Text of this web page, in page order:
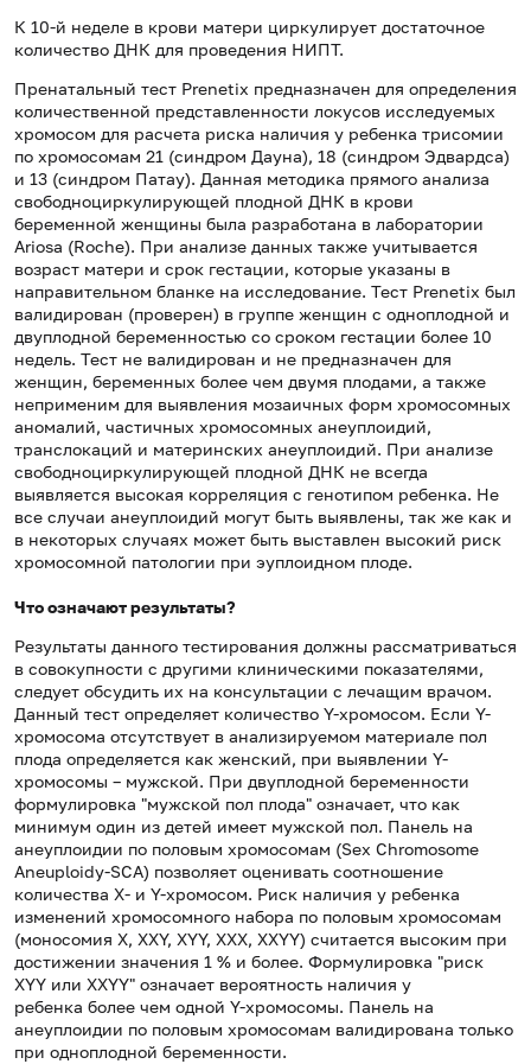
К 10-й неделе в крови матери циркулирует достаточное
количество ДНК для проведения НИПТ.
Пренатальный тест Prenetix предназначен для определения
количественной представленности локусов исследуемых
хромосом для расчета риска наличия у ребенка трисомии
по хромосомам 21 (синдром Дауна), 18 (синдром Эдвардса)
и 13 (синдром Патау). Данная методика прямого анализа
свободноциркулирующей плодной ДНК в крови
беременной женщины была разработана в лаборатории
Ariosa (Roche). При анализе данных также учитывается
возраст матери и срок гестации, которые указаны в
направительном бланке на исследование. Тест Prenetix был
валидирован (проверен) в группе женщин с одноплодной и
двуплодной беременностью со сроком гестации более 10
недель. Тест не валидирован и не предназначен для
женщин, беременных более чем двумя плодами, а также
неприменим для выявления мозаичных форм хромосомных
аномалий, частичных хромосомных анеуплоидий,
транслокаций и материнских анеуплоидий. При анализе
свободноциркулирующей плодной ДНК не всегда
выявляется высокая корреляция с генотипом ребенка. Не
все случаи анеуплоидий могут быть выявлены, так же как и
в некоторых случаях может быть выставлен высокий риск
хромосомной патологии при эуплоидном плоде.
Что означают результаты?
Результаты данного тестирования должны рассматриваться
в совокупности с другими клиническими показателями,
следует обсудить их на консультации с лечащим врачом.
Данный тест определяет количество Y-хромосом. Если Y-
хромосома отсутствует в анализируемом материале пол
плода определяется как женский, при выявлении Y-
хромосомы – мужской. При двуплодной беременности
формулировка "мужской пол плода" означает, что как
минимум один из детей имеет мужской пол. Панель на
анеуплоидии по половым хромосомам (Sex Chromosome
Aneuploidy-SCA) позволяет оценивать соотношение
количества Х- и Y-хромосом. Риск наличия у ребенка
изменений хромосомного набора по половым хромосомам
(моносомия X, XXY, XYY, XXX, XXYY) считается высоким при
достижении значения 1 % и более. Формулировка "риск
XYY или XXYY" означает вероятность наличия у
ребенка более чем одной Y-хромосомы. Панель на
анеуплоидии по половым хромосомам валидирована только
при одноплодной беременности.